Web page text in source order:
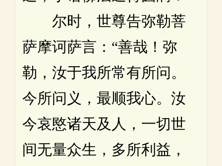
尔时，世尊告弥勒菩
萨摩诃萨言：“善哉！弥
勒，汝于我所常有所问。
今所问义，最顺我心。汝
今哀愍诸天及人，一切世
间无量众生，多所利益，